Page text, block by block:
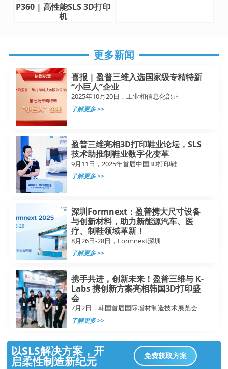
P360 | 高性能SLS 3D打印
机
更多新闻
喜报 | 盈普三维入选国家级专精特新
“小巨人”企业
2025年10月20日，工业和信息化部正
了解更多 >>
盈普三维亮相3D打印鞋业论坛，SLS
技术助推制鞋业数字化变革
9月11日，2025年首届中国3D打印鞋
了解更多 >>
深圳Formnext：盈普携大尺寸设备
与创新材料，助力新能源汽车、医
疗、制鞋领域革新！
8月26日-28日，Formnext深圳
了解更多 >>
携手共进，创新未来！盈普三维与 K-
Labs 携创新方案亮相韩国3D打印盛
会
7月2日，韩国首届国际增材制造技术展览会
了解更多 >>
以SLS解决方案，开
启柔性制造新纪元 免费获取方案